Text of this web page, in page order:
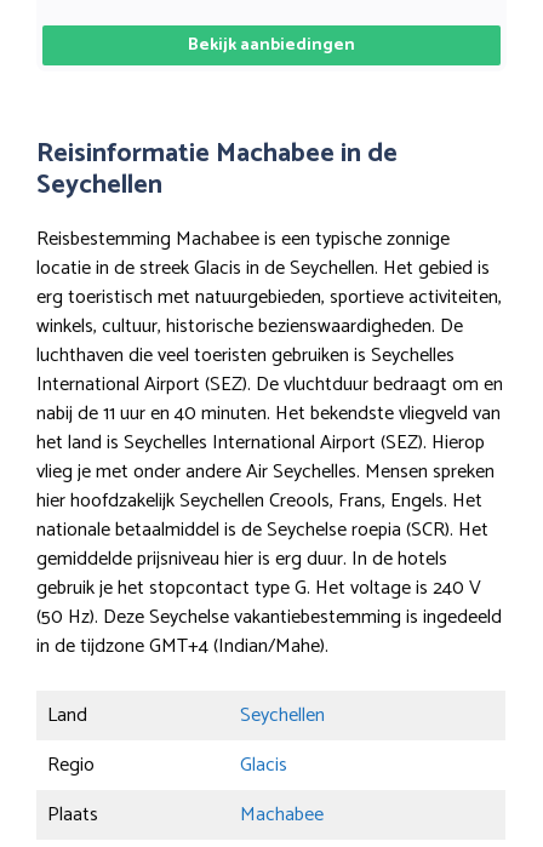
Bekijk aanbiedingen
Reisinformatie Machabee in de
Seychellen
Reisbestemming Machabee is een typische zonnige
locatie in de streek Glacis in de Seychellen. Het gebied is
erg toeristisch met natuurgebieden, sportieve activiteiten,
winkels, cultuur, historische bezienswaardigheden. De
luchthaven die veel toeristen gebruiken is Seychelles
International Airport (SEZ). De vluchtduur bedraagt om en
nabij de 11 uur en 40 minuten. Het bekendste vliegveld van
het land is Seychelles International Airport (SEZ). Hierop
vlieg je met onder andere Air Seychelles. Mensen spreken
hier hoofdzakelijk Seychellen Creools, Frans, Engels. Het
nationale betaalmiddel is de Seychelse roepia (SCR). Het
gemiddelde prijsniveau hier is erg duur. In de hotels
gebruik je het stopcontact type G. Het voltage is 240 V
(50 Hz). Deze Seychelse vakantiebestemming is ingedeeld
in de tijdzone GMT+4 (Indian/Mahe).
Land
Seychellen
Regio
Glacis
Plaats
Machabee